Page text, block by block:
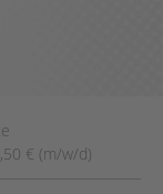
€ (m/w/d)